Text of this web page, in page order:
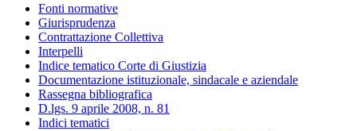
Fonti normative
Giurisprudenza
Contrattazione Collettiva
Interpelli
Indice tematico Corte di Giustizia
Documentazione istituzionale, sindacale e aziendale
Rassegna bibliografica
D.lgs. 9 aprile 2008, n. 81
Indici tematici